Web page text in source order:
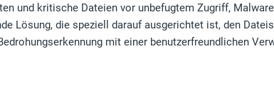
und kritische Dateien vor unbefugtem Zugriff,
Lösung, die speziell darauf ausgerichtet ist, den
mit einer benutzerfreundlichen